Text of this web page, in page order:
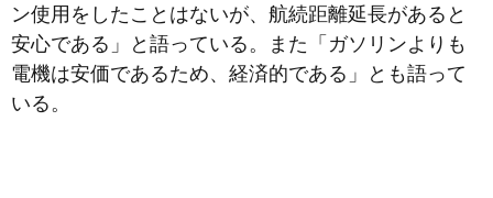
ン使用をしたことはないが、航続距離延長があると
安心である」と語っている。また「ガソリンよりも
電機は安価であるため、経済的である」とも語って
いる。